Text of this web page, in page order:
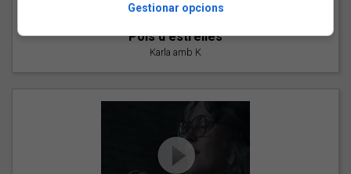
"Pols d'estrelles"
Karla amb K
Gestionar opcions